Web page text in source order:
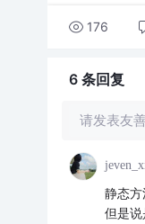
176
6 条回复
请发表友
静态
但是